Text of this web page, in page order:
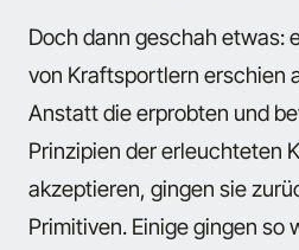
Doch dann geschah etwas:
von Kraftsportlern erschien
Anstatt die erprobten und
Prinzipien der erleuchteten
akzeptieren, gingen sie
Primitiven. Einige gingen so